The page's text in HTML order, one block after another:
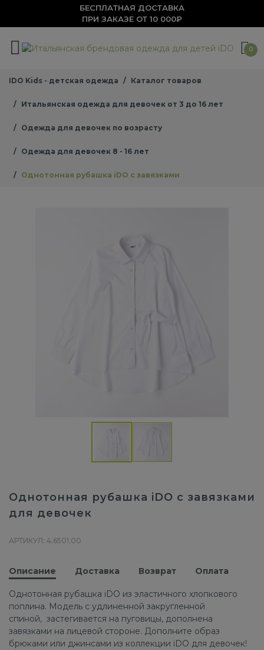
БЕСПЛАТНАЯ ДОСТАВКА
ПРИ ЗАКАЗЕ ОТ 10 000₽
0
IDO Kids - детская одежда Каталог товаров
Итальянская одежда для девочек от 3 до 16 лет
Одежда для девочек по возрасту
Одежда для девочек 8 - 16 лет
Однотонная рубашка iDO с завязками
Однотонная рубашка iDO с завязками
для девочек
АРТИКУЛ: 4.6501.00
Описание Доставка Возврат Оплата
Однотонная рубашка iDO из эластичного хлопкового
поплина. Модель с удлиненной закругленной
спиной, застегивается на пуговицы, дополнена
завязками на лицевой стороне. Дополните образ
брюками или джинсами из коллекции iDO для девочек!